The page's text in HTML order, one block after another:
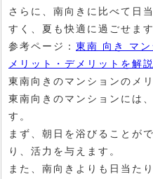
さらに、南向きに比べて日
すく、夏も快適に過ごせます
参考ページ： 東南 向き マン
メリット・デメリットを解説
東南向きのマンションのメ
東南向きのマンションには
す。
まず、朝日を浴びることが
り、活力を与えます。
また、南向きよりも日当た